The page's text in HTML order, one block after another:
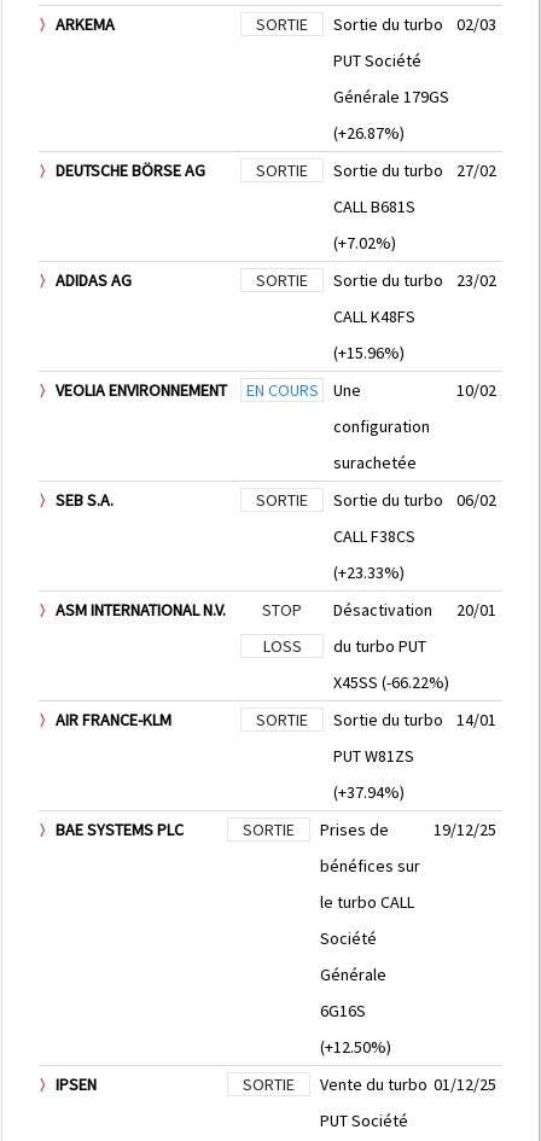
ARKEMA SORTIE
Sortie du turbo
PUT Société
Générale 179GS
(+26.87%)
02/03
DEUTSCHE BÖRSE AG SORTIE
Sortie du turbo
CALL B681S
(+7.02%)
27/02
ADIDAS AG SORTIE
Sortie du turbo
CALL K48FS
(+15.96%)
23/02
VEOLIA ENVIRONNEMENT EN COURS
Une
configuration
surachetée
10/02
SEB S.A. SORTIE
Sortie du turbo
CALL F38CS
(+23.33%)
06/02
ASM INTERNATIONAL N.V.
STOP
LOSS
Désactivation
du turbo PUT
X45SS (-66.22%)
20/01
AIR FRANCE-KLM SORTIE
Sortie du turbo
PUT W81ZS
(+37.94%)
14/01
BAE SYSTEMS PLC SORTIE
Prises de
bénéfices sur
le turbo CALL
Société
Générale
6G16S
(+12.50%)
19/12/25
IPSEN SORTIE
Vente du turbo
PUT Société
01/12/25